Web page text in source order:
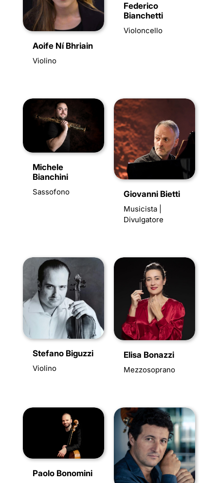
Aoife Ní Bhriain
Violino
Federico
Bianchetti
Violoncello
Michele
Bianchini
Sassofono Giovanni Bietti
Musicista |
Divulgatore
Stefano Biguzzi
Violino
Elisa Bonazzi
Mezzosoprano
Paolo Bonomini